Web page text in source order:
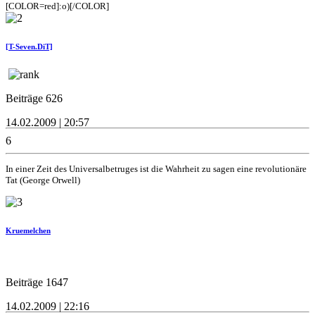
[COLOR=red]:o)[/COLOR]
[T-Seven.DiT]
Beiträge 626
14.02.2009 | 20:57
6
In einer Zeit des Universalbetruges ist die Wahrheit zu sagen eine revolutionäre
Tat (George Orwell)
Kruemelchen
Beiträge 1647
14.02.2009 | 22:16